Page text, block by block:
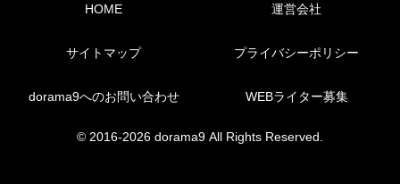
HOME 運営会社
サイトマップ プライバシーポリシー
dorama9へのお問い合わせ WEBライター募集
© 2016-2026 dorama9 All Rights Reserved.